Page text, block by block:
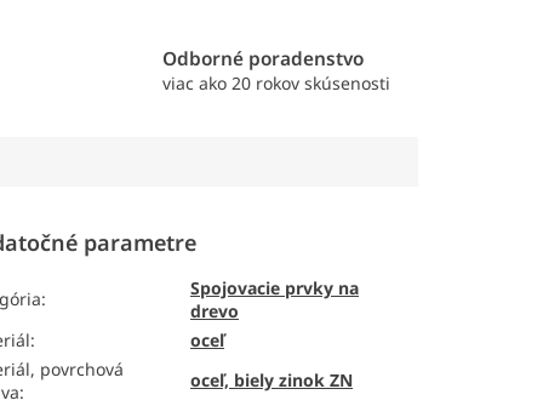
Odborné poradenstvo
viac ako 20 rokov skúsenosti
parametre
:
Spojovacie prvky na
drevo
:
oceľ
povrchová
:
oceľ, biely zinok ZN